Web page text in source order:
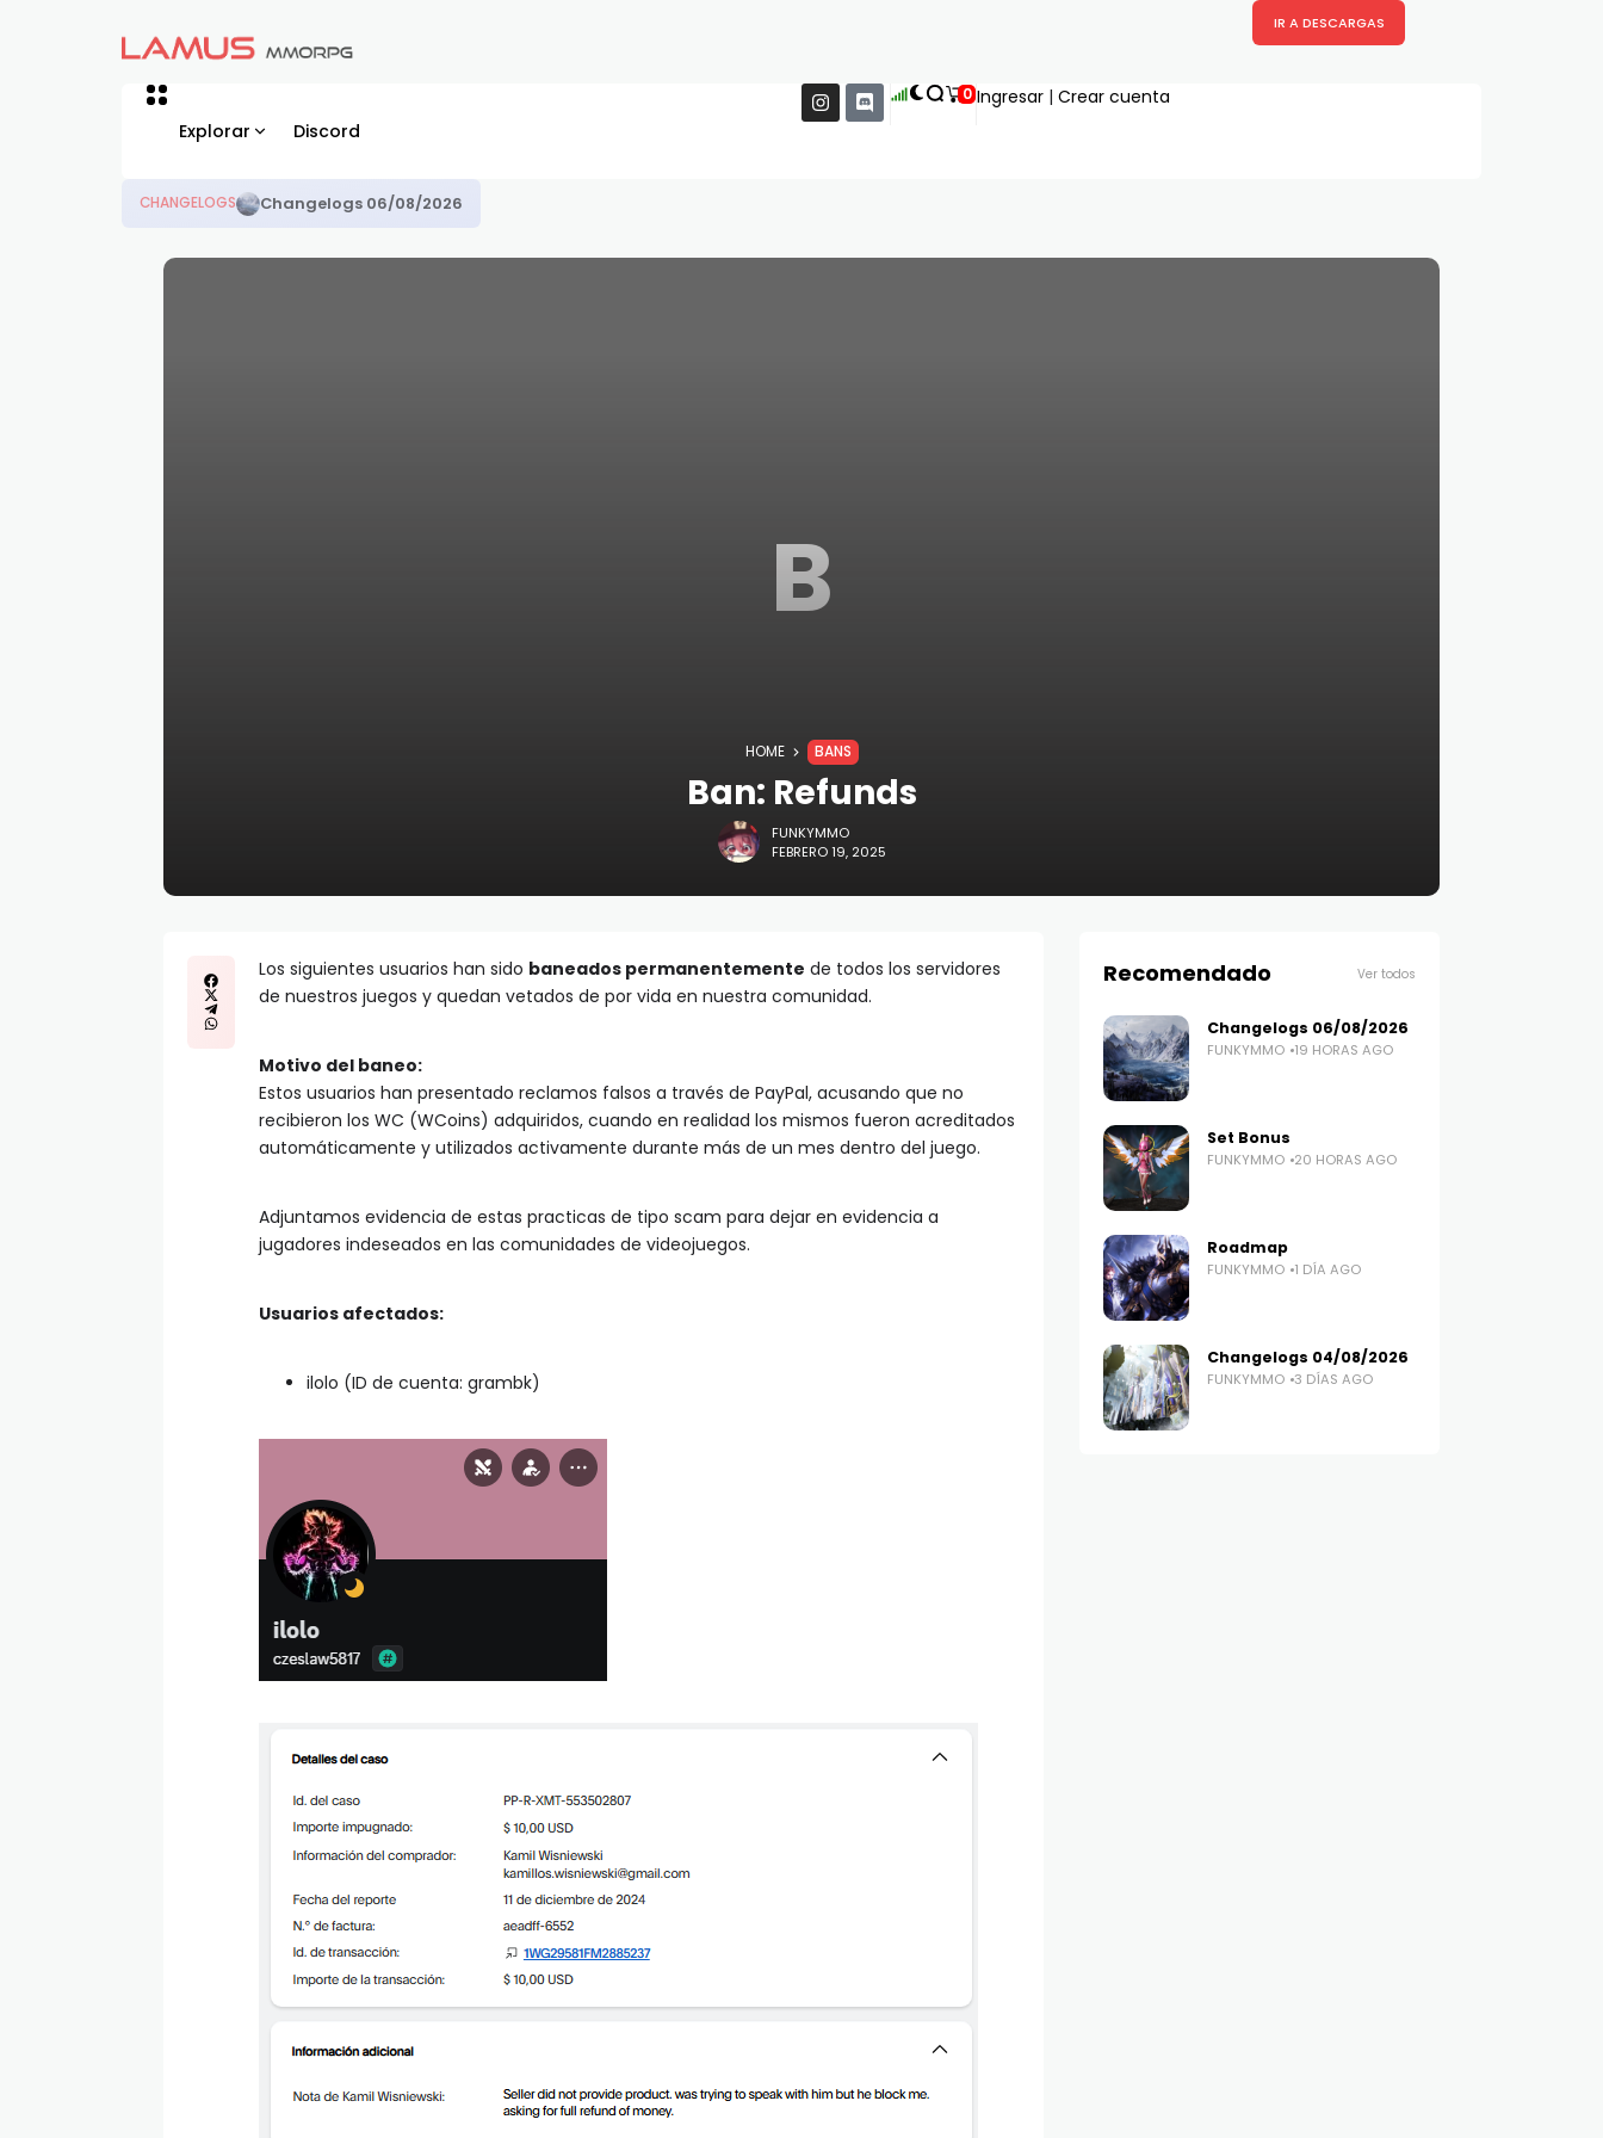
IR A DESCARGAS
Explorar Discord
0 Ingresar |Crear cuenta
CHANGELOGS Set Bonus
B
HOME BANS
Ban: Refunds
FUNKYMMO
FEBRERO 19, 2025
Los siguientes usuarios han sido baneados permanentemente de todos los servidores
de nuestros juegos y quedan vetados de por vida en nuestra comunidad.
Motivo del baneo:
Estos usuarios han presentado reclamos falsos a través de PayPal, acusando que no
recibieron los WC (WCoins) adquiridos, cuando en realidad los mismos fueron acreditados
automáticamente y utilizados activamente durante más de un mes dentro del juego.
Adjuntamos evidencia de estas practicas de tipo scam para dejar en evidencia a
jugadores indeseados en las comunidades de videojuegos.
Usuarios afectados:
ilolo (ID de cuenta: grambk)
Recomendado Ver todos
Changelogs 06/08/2026
FUNKYMMO 19 HORAS AGO
Set Bonus
FUNKYMMO 20 HORAS AGO
Roadmap
FUNKYMMO 1 DÍA AGO
Changelogs 04/08/2026
FUNKYMMO 3 DÍAS AGO